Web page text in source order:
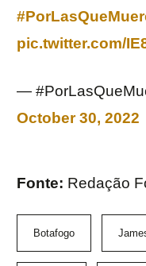
pic.twitter.com/
—
October 30, 2022
Fonte: Redação
Botafogo